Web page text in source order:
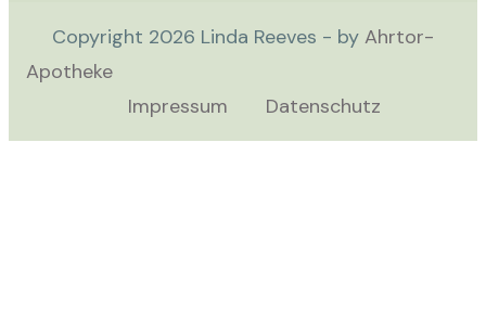
Copyright 2026 Linda Reeves - by Ahrtor-
Apotheke
Impressum
Datenschutz